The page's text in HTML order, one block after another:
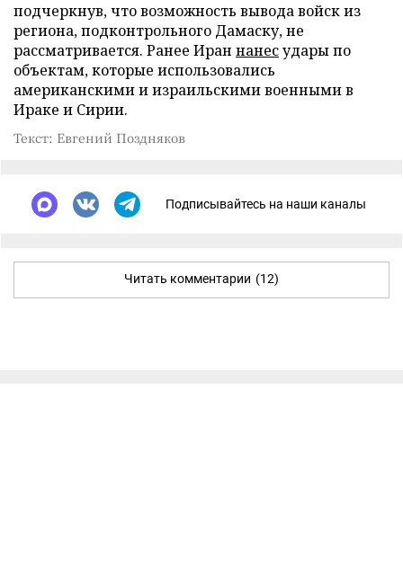
подчеркнув, что возможность вывода войск из
региона, подконтрольного Дамаску, не
рассматривается. Ранее Иран нанесудары по
объектам, которые использовались
американскими и израильскими военными в
Ираке и Сирии.
Текст: Евгений Поздняков
Подписывайтесь на наши каналы
Читать комментарии (12)